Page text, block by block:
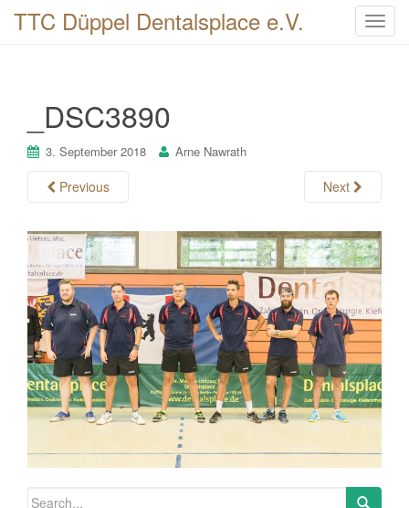
T
g
a
t
i
o
n
TTC Düppel Dentalsplace e.V.
_DSC3890
3. September 2018 Arne Nawrath
Previous Next